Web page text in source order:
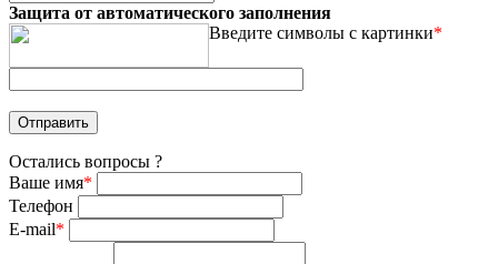
Защита от автоматического заполнения
Введите символы с картинки*
Остались вопросы ?
Ваше имя*
Телефон
E-mail*